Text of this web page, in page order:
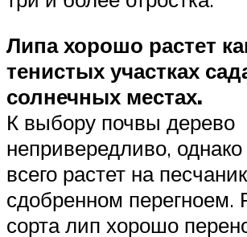
Липа хорошо растет
тенистых участках
солнечных местах.
К выбору почвы дерево
непривередливо,
всего растет на
сдобренном перегноем.
сорта лип хорошо